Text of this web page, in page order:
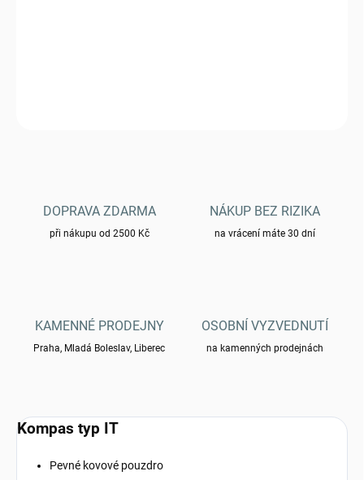
DOPRAVA ZDARMA
při nákupu od 2500 Kč
NÁKUP BEZ RIZIKA
na vrácení máte 30 dní
KAMENNÉ PRODEJNY
Praha, Mladá Boleslav, Liberec
OSOBNÍ VYZVEDNUTÍ
na kamenných prodejnách
Kompas typ IT
Pevné kovové pouzdro